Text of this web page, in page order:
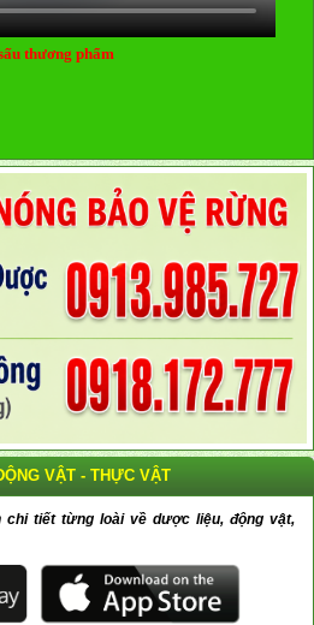
thương phẩm
VẬT - THỰC VẬT
chi tiết từng loài về dược liệu, động vật,